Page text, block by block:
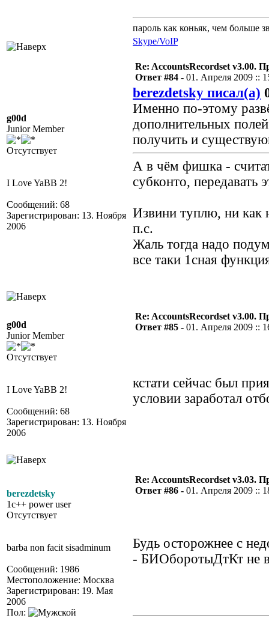
пароль как коньяк, чем больше
Skype/VoIP
g00d
Junior Member
Отсутствует
I Love YaBB 2!
Сообщений: 68
Зарегистрирован: 13. Ноября
2006
Re: AccountsRecordset v3.00.
Ответ #84 - 01. Апреля 2009 ::
berezdetsky писал(а)
Именно по-этому
дополнительных
получить и
А в чём фишка -
субконто, передавать
Извини туплю, ни как
п.с.
Жаль тогда надо
все таки 1сная
g00d
Junior Member
Отсутствует
I Love YaBB 2!
Сообщений: 68
Зарегистрирован: 13. Ноября
2006
Re: AccountsRecordset v3.00.
Ответ #85 - 01. Апреля 2009 ::
кстати сейчас был
условии заработал
berezdetsky
1c++ power user
Отсутствует
barba non facit sisadminum
Сообщений: 1986
Местоположение: Москва
Зарегистрирован: 19. Мая
2006
Пол:
Re: AccountsRecordset v3.03.
Ответ #86 - 01. Апреля 2009 ::
Будь осторожнее с
- БИОборотыДтКт не